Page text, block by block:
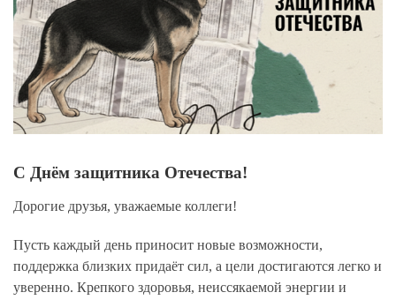
С Днём защитника Отечества!
Дорогие друзья, уважаемые коллеги!
Пусть каждый день приносит новые возможности,
поддержка близких придаёт сил, а цели достигаются легко и
уверенно. Крепкого здоровья, неиссякаемой энергии и